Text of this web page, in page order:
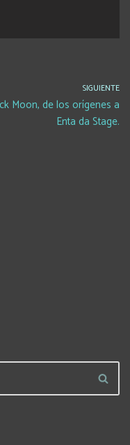
SIGUIENTE
Moon, de los orígenes a
Enta da Stage.